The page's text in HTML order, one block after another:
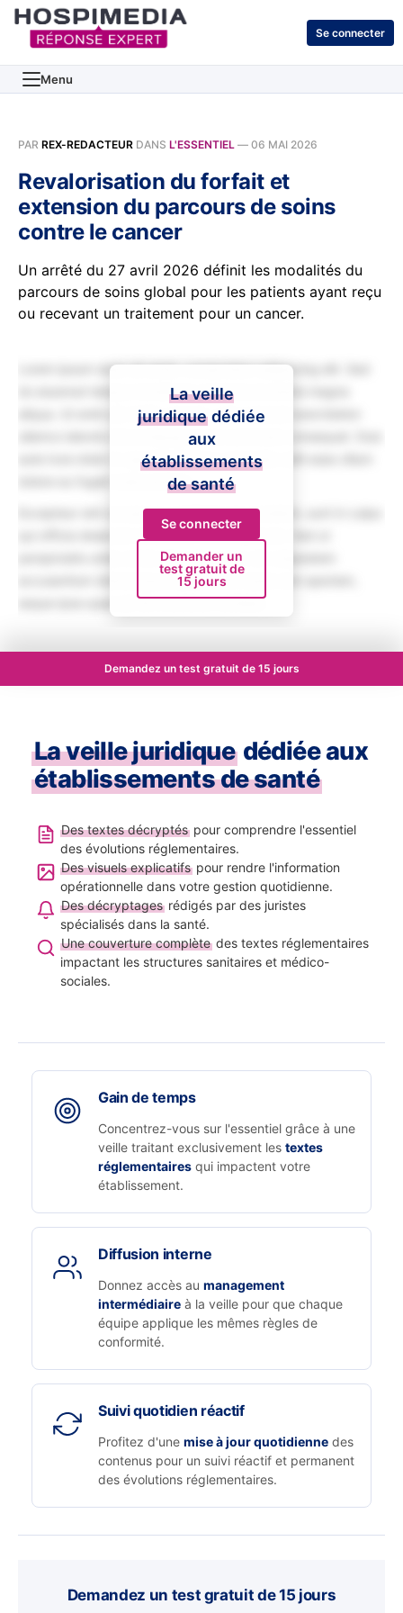
Se connecter
Menu
PAR REX-REDACTEUR DANS L'ESSENTIEL — 06 MAI 2026
Revalorisation du forfait et
extension du parcours de soins
contre le cancer
Un arrêté du 27 avril 2026 définit les modalités du
parcours de soins global pour les patients ayant reçu
ou recevant un traitement pour un cancer.
Lorem ipsum dolor sit amet, consectetur adipiscing elit. Sed
do eiusmod tempor incididunt ut labore et dolore magna
aliqua. Ut enim ad minim veniam, quis nostrud exercitation
ullamco laboris nisi ut aliquip ex ea commodo consequat. Duis
aute irure dolor in reprehenderit in voluptate velit esse cillum
dolore eu fugiat nulla pariatur.
Excepteur sint occaecat cupidatat non proident, sunt in culpa
qui officia deserunt mollit anim id est laborum. Sed ut
perspiciatis unde omnis iste natus error sit voluptatem
accusantium doloremque laudantium, totam rem aperiam,
eaque ipsa quae ab illo inventore veritatis.
La veille
juridique dédiée
aux
établissements
de santé
Se connecter
Demander un
test gratuit de
15 jours
Demandez un test gratuit de 15 jours
La veille juridique dédiée aux
établissements de santé
Des textes décryptéspour comprendre l'essentiel
des évolutions réglementaires.
Des visuels explicatifspour rendre l'information
opérationnelle dans votre gestion quotidienne.
Des décryptagesrédigés par des juristes
spécialisés dans la santé.
Une couverture complètedes textes réglementaires
impactant les structures sanitaires et médico-
sociales.
Gain de temps
Concentrez-vous sur l'essentiel grâce à une
veille traitant exclusivement les textes
réglementaires qui impactent votre
établissement.
Diffusion interne
Donnez accès au management
intermédiaire à la veille pour que chaque
équipe applique les mêmes règles de
conformité.
Suivi quotidien réactif
Profitez d'une mise à jour quotidienne des
contenus pour un suivi réactif et permanent
des évolutions réglementaires.
Demandez un test gratuit de 15 jours